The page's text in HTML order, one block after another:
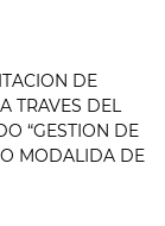
DE
TRAVES DEL
“GESTION DE
MODALIDA DE